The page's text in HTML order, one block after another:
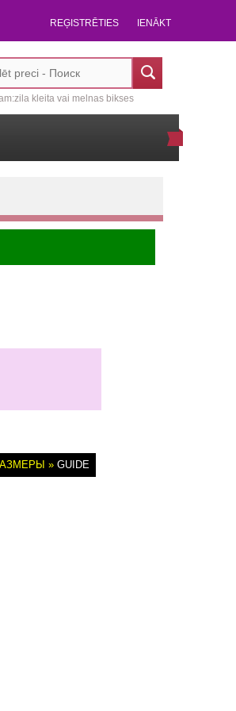
REĢISTRĒTIES IENĀKT
kleita vai melnas bikses
» GUIDE